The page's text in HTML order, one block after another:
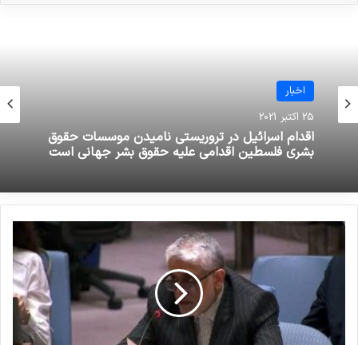
بررسی فیلم‌ها و سریال‌های ایرانی با
موضوع داعش
کنوانسیون نسل‌کشی، به ویژه ماده ۲، در مورد
تفسیر «هدف خاص» مورد نیاز برای نسل‌کشی،
اخبار
25 اکتبر 2021
اقدام اسرائیل در تروریستی نامیدن موسسات حقوق
بشری فلسطین اقدامی علیه حقوق بشر جهانی است